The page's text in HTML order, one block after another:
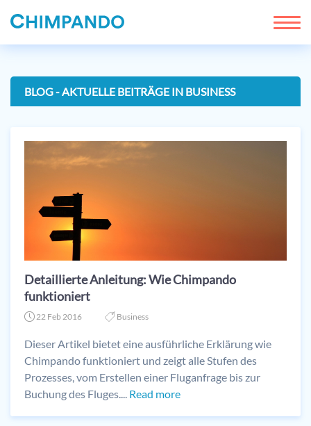
BLOG - AKTUELLE BEITRÄGE IN BUSINESS
Detaillierte Anleitung: Wie Chimpando
funktioniert
22 Feb 2016 Business
Dieser Artikel bietet eine ausführliche Erklärung wie
Chimpando funktioniert und zeigt alle Stufen des
Prozesses, vom Erstellen einer Fluganfrage bis zur
Buchung des Fluges.... Read more